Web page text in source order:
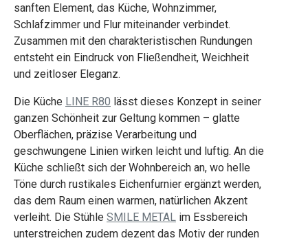
sanften Element, das Küche, Wohnzimmer,
Schlafzimmer und Flur miteinander verbindet.
Zusammen mit den charakteristischen Rundungen
entsteht ein Eindruck von Fließendheit, Weichheit
und zeitloser Eleganz.
Die Küche LINE R80 lässt dieses Konzept in seiner
ganzen Schönheit zur Geltung kommen – glatte
Oberflächen, präzise Verarbeitung und
geschwungene Linien wirken leicht und luftig. An die
Küche schließt sich der Wohnbereich an, wo helle
Töne durch rustikales Eichenfurnier ergänzt werden,
das dem Raum einen warmen, natürlichen Akzent
verleiht. Die Stühle SMILE METAL im Essbereich
unterstreichen zudem dezent das Motiv der runden